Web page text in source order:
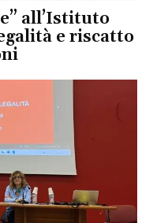
all’Istituto
e riscatto